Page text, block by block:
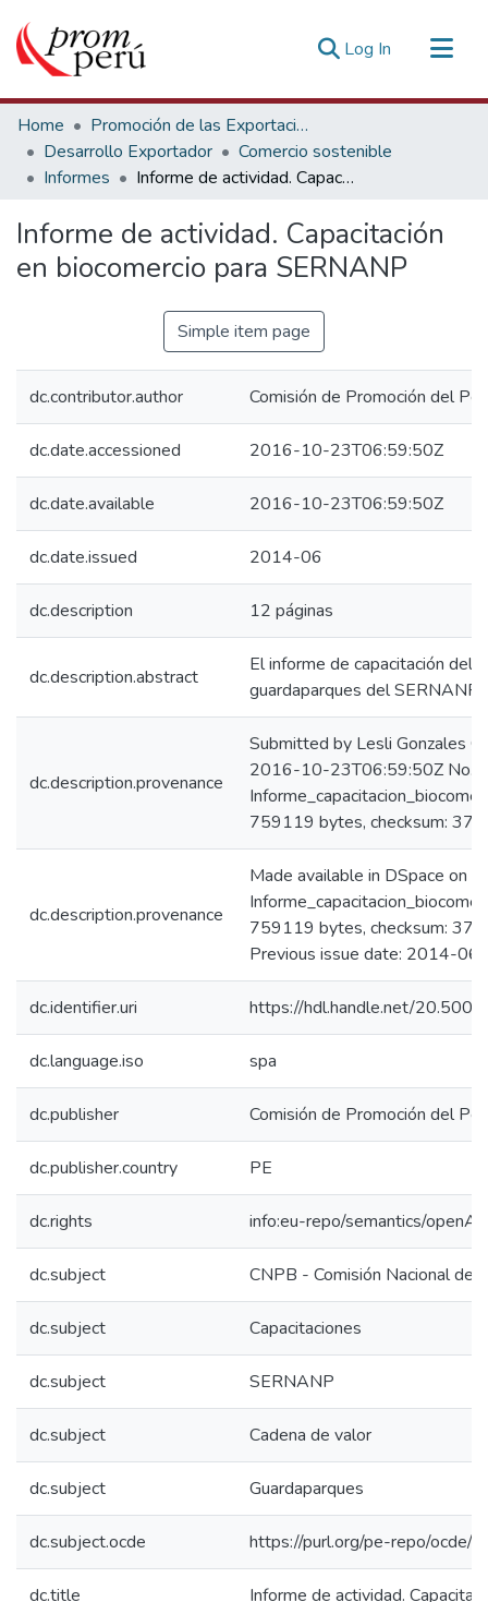
Log In (current)
Communities & Collections
All of DSpace
Statistics
Home
Promoción de las Exportaciones
Desarrollo Exportador
Comercio sostenible
Informes
Informe de actividad. Capacitación en biocomercio para SERNANP
Informe de actividad. Capacitación
en biocomercio para SERNANP
Simple item page
dc.contributor.author Comisión de Promoción del
dc.date.accessioned 2016-10-23T06:59:50Z
dc.date.available 2016-10-23T06:59:50Z
dc.date.issued 2014-06
dc.description 12 páginas
dc.description.abstract
El informe de capacitación
guardaparques del SERNANP.
dc.description.provenance
Submitted by Lesli Gonzales
2016-10-23T06:59:50Z No.
759119 bytes, checksum:
dc.description.provenance
Made available in DSpace on
759119 bytes, checksum:
Previous issue date: 2014-06
dc.identifier.uri https://hdl.handle.net/
dc.language.iso spa
dc.publisher Comisión de Promoción del
dc.publisher.country PE
dc.rights info:eu-repo/semantics/
dc.subject CNPB - Comisión Nacional de
dc.subject Capacitaciones
dc.subject SERNANP
dc.subject Cadena de valor
dc.subject Guardaparques
dc.subject.ocde https://purl.org/pe-repo/ocde/
dc.title Informe de actividad.